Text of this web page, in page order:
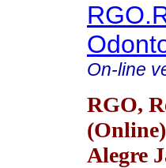
On-line
RGO,
Alegre